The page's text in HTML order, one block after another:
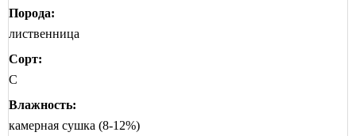
Порода:
лиственница
Сорт:
C
Влажность:
камерная сушка (8-12%)